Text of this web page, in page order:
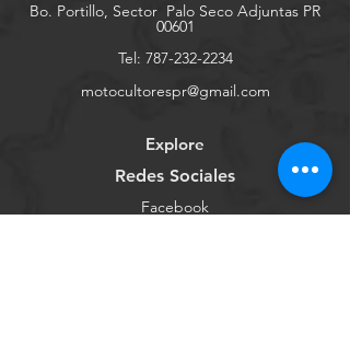
Bo. Portillo, Sector Palo Seco Adjuntas PR
00601
Tel: 787-232-2234
motocultorespr@gmail.com
Explore
Redes Sociales
Facebook